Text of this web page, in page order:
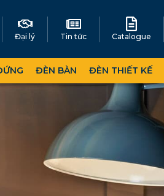
Đại lý Tin tức Catalogue
ĐÈN BÀN ĐÈN THIẾT KẾ